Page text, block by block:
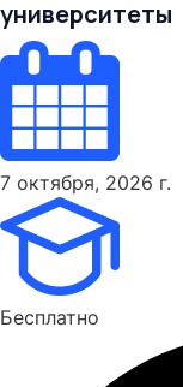
университеты
7 октября, 2026 г.
Бесплатно